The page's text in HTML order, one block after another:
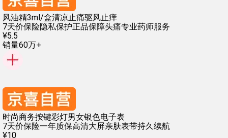
风油精3ml/盒清凉止痛驱风止痒
7天价保险隐私保护正品保障头痛专业药师服务
¥5.5
销量60万+
时尚商务按键彩灯男女银色电子表
7天价保险一年质保高清大屏亲肤表带持久续航
¥10